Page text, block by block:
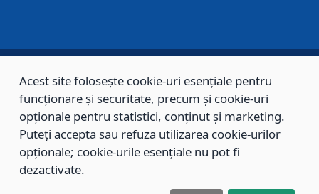
Copyright © 2002 - 2026 - PRIMĂRIA MUNICIPIULUI BRAȘOV, toate drepturile
rezervate.
Sitemap Contact
Acest site folosește cookie-uri esențiale pentru
funcționare și securitate, precum și cookie-uri
opționale pentru statistici, conținut și marketing.
Puteți accepta sau refuza utilizarea cookie-urilor
opționale; cookie-urile esențiale nu pot fi
dezactivate.